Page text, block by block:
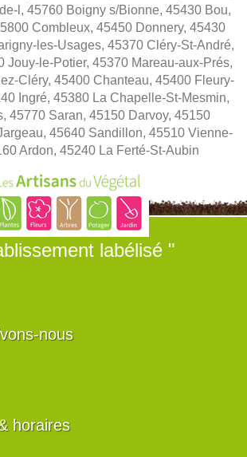
l, 45760 Boigny s/Bionne, 45430 Bou,
Combleux, 45450 Donnery, 45430
les-Usages, 45370 Cléry-St-André,
Jouy-le-Potier, 45370 Mareau-aux-Prés,
Cléry, 45400 Chanteau, 45400 Fleury-
Ingré, 45380 La Chapelle-St-Mesmin,
45770 Saran, 45150 Darvoy, 45150
45640 Sandillon, 45510 Vienne-
Ardon, 45240 La Ferté-St-Aubin
labélisé "
nous
horaires